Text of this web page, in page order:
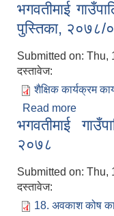
भगवतीमाई
पुस्तिका, २०७८/
Submitted on: Thu,
दस्तावेज:
शैक्षिक कार्यक्रम
Read more
भगवतीमाई
२०७८
Submitted on: Thu,
दस्तावेज:
18. अवकाश कोष